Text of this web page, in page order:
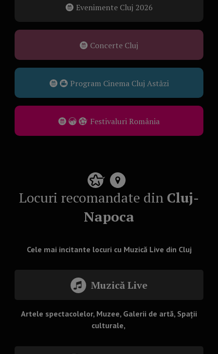
Evenimente Cluj 2026
Concerte Cluj
Program Cinema Cluj Astăzi
Festivaluri România
Locuri recomandate din Cluj-
Napoca
Cele mai incitante locuri cu Muzică Live din Cluj
Muzică Live
Artele spectacolelor, Muzee, Galerii de artă, Spații
culturale,